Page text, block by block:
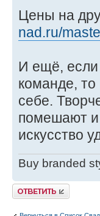
Цены на
nad.ru/
И ещё, если
команде,
себе.
помешают и
искусство
Buy branded
Ответить